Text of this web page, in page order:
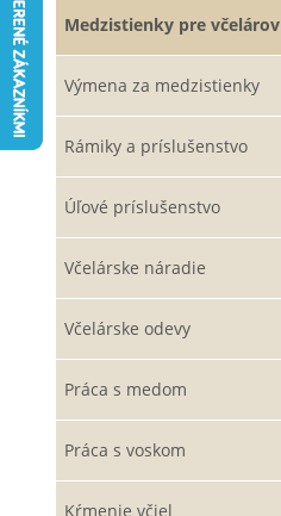
Medzistienky pre včelárov
Výmena za medzistienky
Rámiky a príslušenstvo
Úľové príslušenstvo
Včelárske náradie
Včelárske odevy
Práca s medom
Práca s voskom
Kŕmenie včiel